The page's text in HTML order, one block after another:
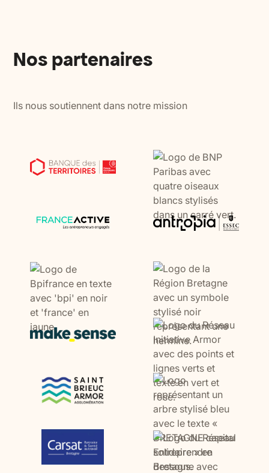
Nos partenaires
Ils nous soutiennent dans notre mission